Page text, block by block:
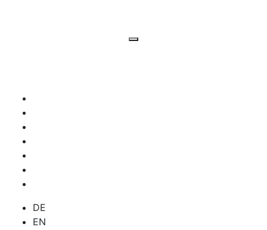
DE
EN